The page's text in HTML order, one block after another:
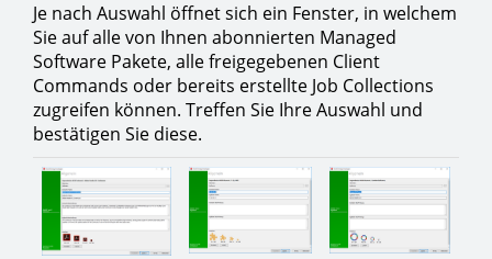
Je nach Auswahl öffnet sich ein Fenster, in welchem
Sie auf alle von Ihnen abonnierten Managed
Software Pakete, alle freigegebenen Client
Commands oder bereits erstellte Job Collections
zugreifen können. Treffen Sie Ihre Auswahl und
bestätigen Sie diese.